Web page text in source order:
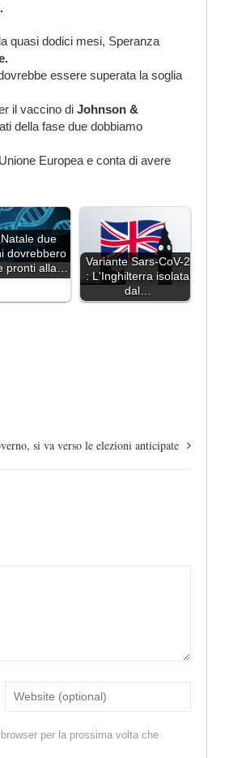
quasi dodici mesi, Speranza
essere superata la soglia
il vaccino di Johnson &
della fase due dobbiamo
Europea e conta di avere
due
dovrebbero
pronti alla…
Variante Sars-CoV-2
: L'Inghilterra isolata
dal…
si va verso le elezioni anticipate
per la prossima volta che